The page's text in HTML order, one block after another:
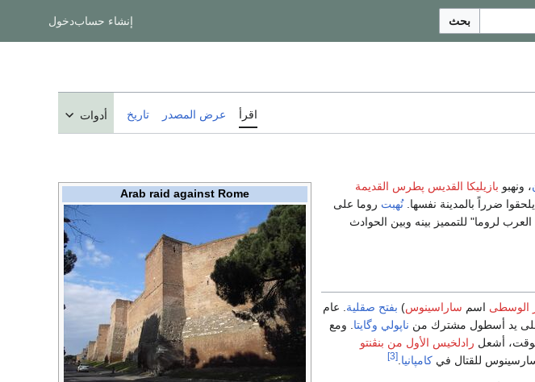
بحث إنشاء حسابدخول
اقرأ عرض المصدر تاريخ أدوات
Arab raid against Rome
، ونهبو بازيليكا القديس پطرس القديمة
ضرراً بالمدينة نفسها.نُهبت روما على
إلى هجوم 846 "بنهب العرب لروما" للتمميز بينه وبين الحوادث
الوسطى اسم ساراسينوس) بفتح صقلية. عام
على يد أسطول مشترك من ناپولي وگايتا. ومع
أشعل رادلخيس الأول من بنڤنتو
للقتال في كامپانيا.
[3]